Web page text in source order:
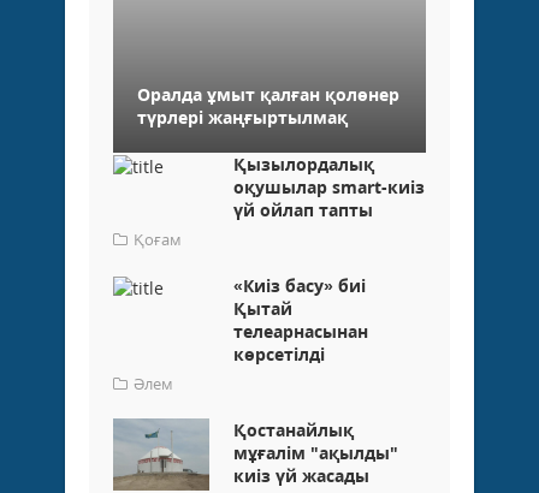
Оралда ұмыт қалған қолөнер
түрлері жаңғыртылмақ
Қызылордалық
оқушылар smart-киіз
үй ойлап тапты
Қоғам
«Киіз басу» биі
Қытай
телеарнасынан
көрсетілді
Әлем
Қостанайлық
мұғалім "ақылды"
киіз үй жасады